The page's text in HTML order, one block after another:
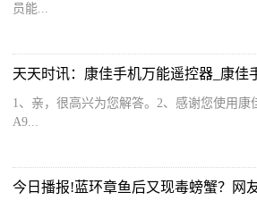
员能...
天天时讯：康佳手机万能遥控器_康佳
1、亲，很高兴为您解答。2、感谢您使用康
A9...